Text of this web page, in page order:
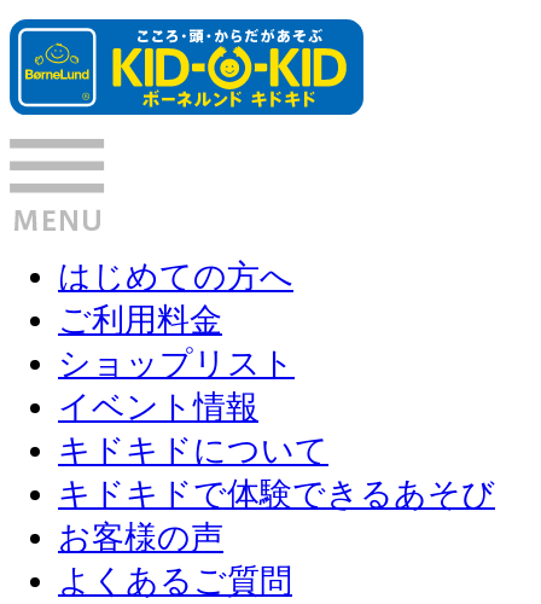
はじめての方へ
ご利用料金
ショップリスト
イベント情報
キドキドについて
キドキドで体験できるあそび
お客様の声
よくあるご質問